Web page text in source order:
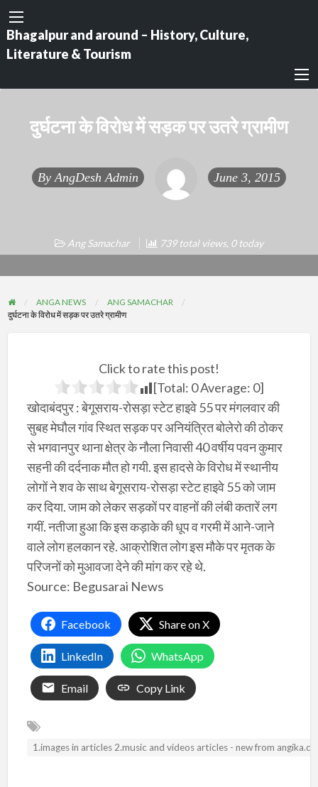
Bhagalpur and around – History, Culture,
Literature & Tourism
दुर्घटना के विरोध में सड़क पर उतरे ग्रामीण
By AngDesh Admin June 3, 2015
Ang Samachar 739 total views, 0 today
ANGA NEWS
ANG SAMACHAR
दुर्घटना के विरोध में सड़क पर उतरे ग्रामीण
Click to rate this post!
[Total: 0Average: 0]
खोदाबंदपुर : बेगूसराय-रोसड़ा स्टेट हाइवे 55 पर मंगलवार की
सुबह मेघौल गांव स्थित सड़क पर अनियंत्रित बोलेरो की ठोकर
से भगवानपुर थाना क्षेत्र के नौला निवासी 40 वर्षीय पवन कुमार
सहनी की दर्दनाक मौत हो गयी. इस हादसे के विरोध में स्थानीय
लोगों ने शव के साथ बेगूसराय-रोसड़ा स्टेट हाइवे 55 को जाम
कर दिया. जाम को लेकर सड़कों पर वाहनों की लंबी कतारें लग
गयीं. नतीजा हुआ कि इस कड़ाके की धूप व गरमी में आने-जाने
वाले लोग हलकान रहे. आक्रोशित लोग इस मौके पर मृतक के
परिजनों को मुआवजा देने की मांग कर रहे थे.
Source: Begusarai News
Facebook Share on X
LinkedIn WhatsApp
Email Copy Link
1.images in articles 2.music and videos articles - new from